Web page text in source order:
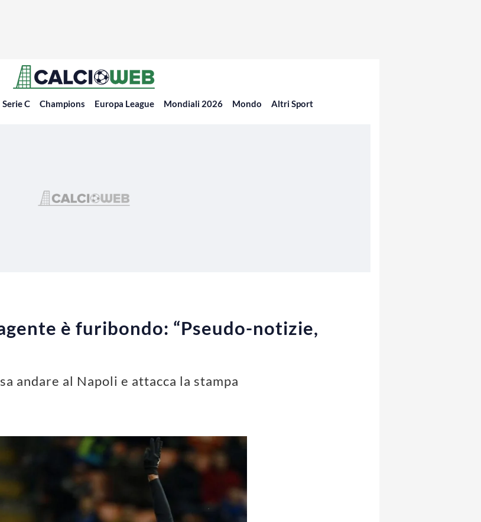
Serie C Champions Europa League Mondiali 2026 Mondo Altri Sport
è furibondo: “Pseudo-notizie,
andare al Napoli e attacca la stampa